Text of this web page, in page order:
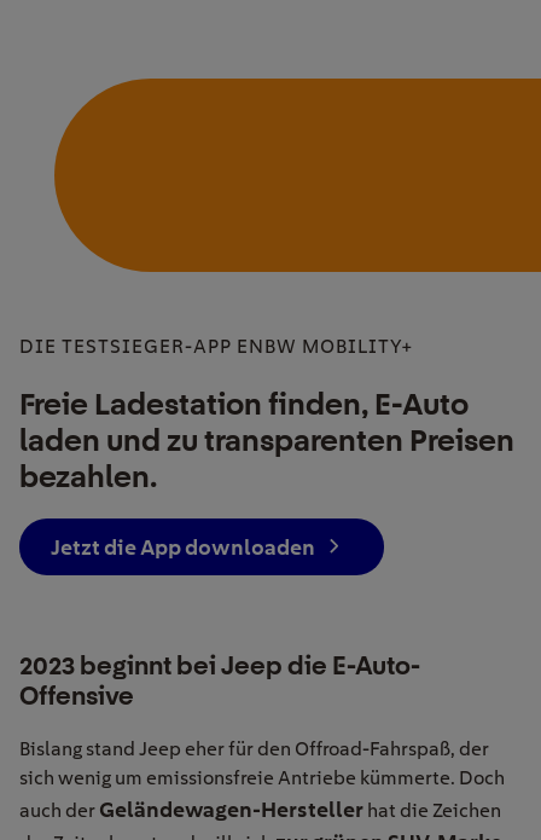
DIE TESTSIEGER-APP ENBW MOBILITY+
Freie Ladestation finden, E-Auto
laden und zu transparenten Preisen
bezahlen.
Jetzt die App downloaden
2023 beginnt bei Jeep die E-Auto-
Offensive
Bislang stand Jeep eher für den Offroad-Fahrspaß, der
sich wenig um emissionsfreie Antriebe kümmerte. Doch
auch der Geländewagen-Hersteller hat die Zeichen